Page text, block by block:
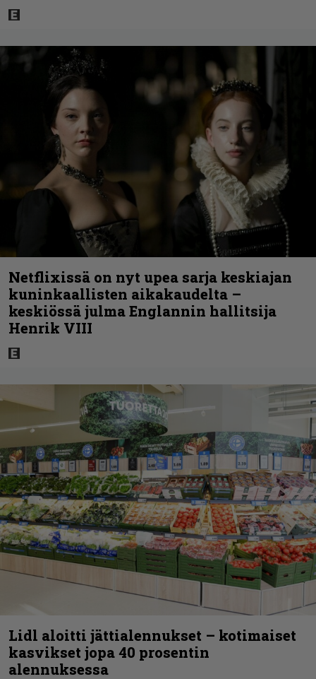
Netflixissä on nyt upea sarja keskiajan
kuninkaallisten aikakaudelta –
keskiössä julma Englannin hallitsija
Henrik VIII
Lidl aloitti jättialennukset – kotimaiset
kasvikset jopa 40 prosentin
alennuksessa